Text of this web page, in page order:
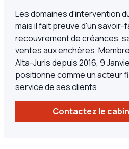
Les domaines d'intervention
mais il fait preuve d'un savoir-
recouvrement de créances,
ventes aux enchères.
Alta-Juris depuis 2016, 9
positionne comme un acteur
service de ses clients.
Contactez le